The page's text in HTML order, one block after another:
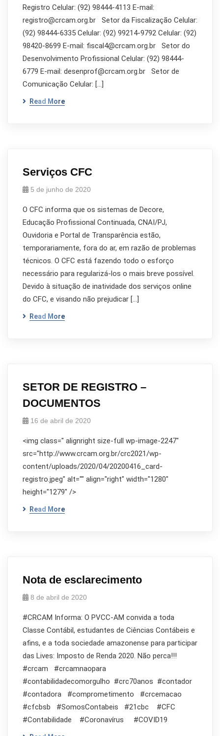
Registro Celular: (92) 98444-4113 E-mail:
registro@crcam.org.br Setor da Fiscalização Celular:
(92) 98444-6335 Celular: (92) 99214-9792 Celular: (92)
98420-8699 E-mail: fiscal4@crcam.org.br Setor do
Desenvolvimento Profissional Celular: (92) 98444-
6779 E-mail: desenprof@crcam.org.br Setor de
Comunicação Celular: […]
Read More
Serviços CFC
5 de junho de 2020
O CFC informa que os sistemas de Decore,
Educação Profissional Continuada, CNAI/PJ,
Ouvidoria e Portal de Transparência estão,
temporariamente, fora do ar, em razão de problemas
técnicos. O CFC está fazendo todo o esforço
necessário para regularizá-los o mais breve possível.
Devido à situação de inatividade dos serviços online
do CFC, e visando não prejudicar […]
Read More
SETOR DE REGISTRO –
DOCUMENTOS
16 de abril de 2020
<img class=" alignright size-full wp-image-2247"
src="http://www.crcam.org.br/crc2021/wp-
content/uploads/2020/04/20200416_card-
registro.jpeg" alt="" align="right" width="1280"
height="1279" />
Read More
Nota de esclarecimento
8 de abril de 2020
#CRCAM Informa: O PVCC-AM convida a toda
Classe Contábil, estudantes de Ciências Contábeis e
afins, e a toda sociedade amazonense para participar
das Lives: Imposto de Renda 2020. Não perca!!!
#crcam #crcamnaopara
#contabilidadecomorgulho #crc70anos #contador
#contadora #comprometimento #crcemacao
#cfcbsb #SomosContabeis #21cbc #CFC
#Contabilidade #Coronavírus #COVID19